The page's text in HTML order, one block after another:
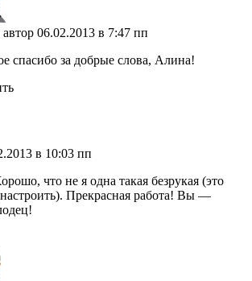
автор 06.02.2013 в 7:47 пп
спасибо за добрые слова, Алина!
в 10:03 пп
что не я одна такая безрукая (это
настроить). Прекрасная работа! Вы —